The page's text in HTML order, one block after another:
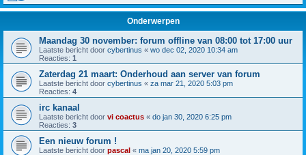
Onderwerpen
Maandag 30 november: forum offline van 08:00 tot 17:00 uur
Laatste bericht door cybertinus « wo dec 02, 2020 10:34 am
Reacties: 1
Zaterdag 21 maart: Onderhoud aan server van forum
Laatste bericht door cybertinus « za mar 21, 2020 5:03 pm
Reacties: 4
irc kanaal
Laatste bericht door vi coactus « do jan 30, 2020 6:25 pm
Reacties: 3
Een nieuw forum !
Laatste bericht door pascal « ma jan 20, 2020 5:59 pm